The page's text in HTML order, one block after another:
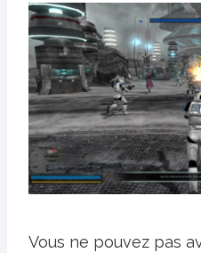
Vous ne pouvez pas